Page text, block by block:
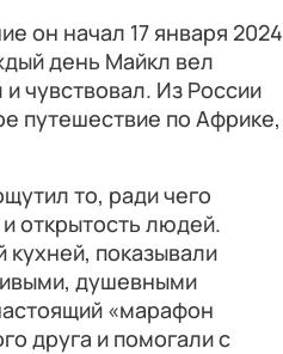
он начал 17 января 2024
день Майкл вел
чувствовал. Из России
путешествие по Африке,
то, ради чего
открытость людей.
показывали
душевными
«марафон
друга и помогали с